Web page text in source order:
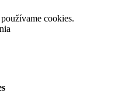
cookies.